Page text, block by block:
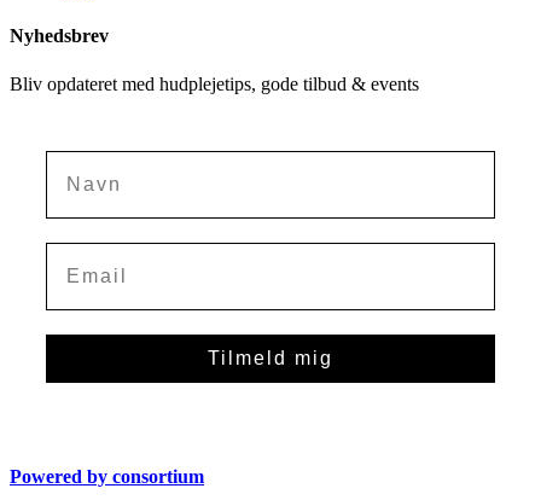
Nyhedsbrev
Bliv opdateret med hudplejetips, gode tilbud & events
Tilmeld mig
Powered by consortium